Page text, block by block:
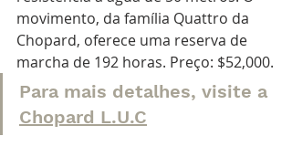
movimento, da família Quattro da
Chopard, oferece uma reserva de
marcha de 192 horas. Preço: $52,000.
Para mais detalhes, visite a
Chopard L.U.C